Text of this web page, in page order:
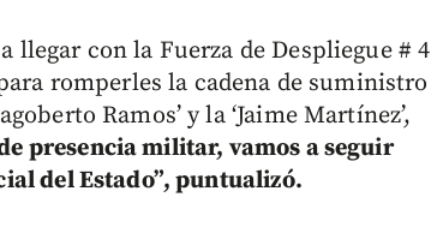
llegar con la Fuerza de Despliegue # 4
romperles la cadena de suministro
Ramos’ y la ‘Jaime Martínez’,
presencia militar, vamos a seguir
del Estado”, puntualizó.